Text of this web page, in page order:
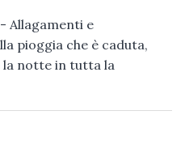
- Allagamenti e
pioggia che è caduta,
la notte in tutta la